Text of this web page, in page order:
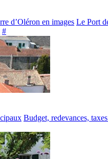
d’Oléron en images Le Port
#
Budget, redevances,